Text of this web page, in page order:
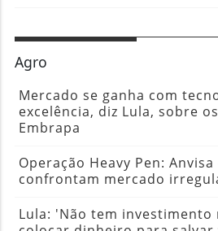
Agro
Mercado se ganha com
excelência, diz Lula, sobre
Embrapa
Operação Heavy Pen:
confrontam mercado
Lula: 'Não tem investimento